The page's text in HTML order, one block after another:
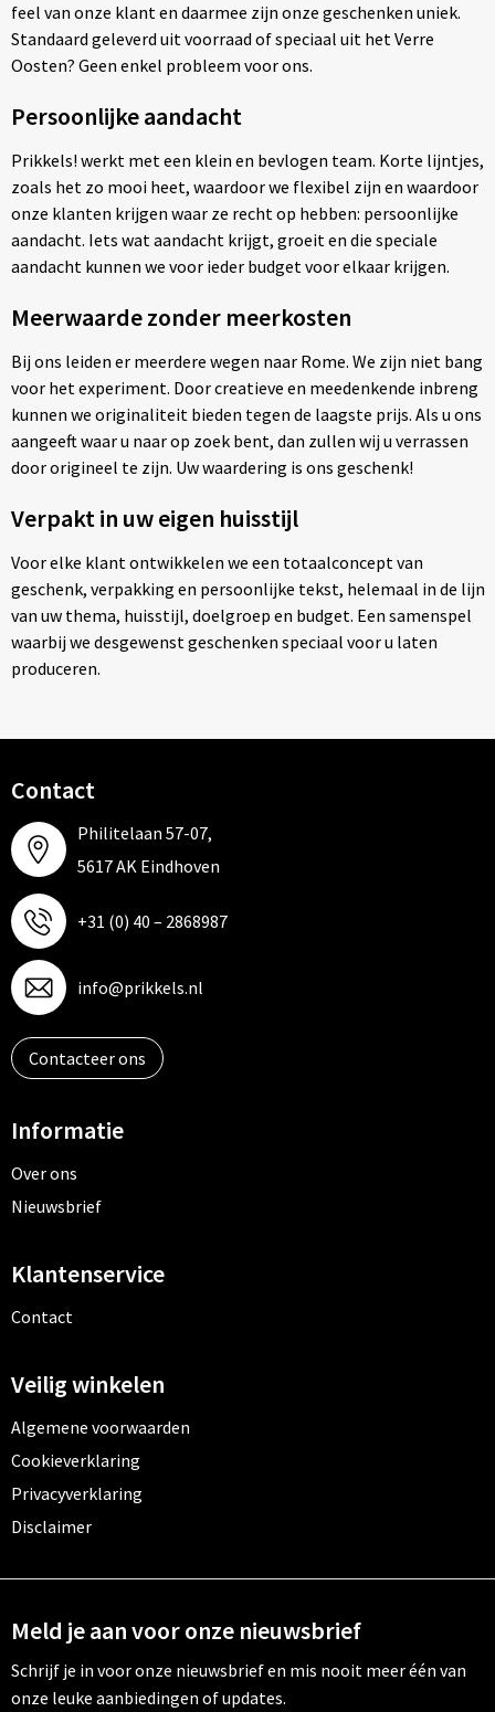
Schrijfwaren
Sinterklaas
Sleutelhangers en Lanyards
Snoepgoed
Spellen voor binnen en buiten
Themapakketten
Veiligheid, Auto en Fiets
Vrije tijd, Drinkflessen, Strand en Outdoor
Wonen en lifestyle
Touchpennen
Balpennen
Regenkleding
Schoenen
Sweaters
T-Shirts
Vesten
Golftassen
Goodiebags
Heuptassen
Jute tassen
Katoenen draagtassen
Koffers en Trolleys
Laptop hoezen en tassen
Lunchtassen
Matrozentassen
Opbergtassen
Opvouwbare tassen
Promotietassen
Reistassen
Reistassensets
Rugzakken
Schoenentassen
Schoudertassen
Tablettassen
Toilettassen
Trolleys
Waterbestendige tassen
feel van onze klant en daarmee zijn onze geschenken uniek.
Standaard geleverd uit voorraad of speciaal uit het Verre
Oosten? Geen enkel probleem voor ons.
Persoonlijke aandacht
Prikkels! werkt met een klein en bevlogen team. Korte lijntjes,
zoals het zo mooi heet, waardoor we flexibel zijn en waardoor
onze klanten krijgen waar ze recht op hebben: persoonlijke
aandacht. Iets wat aandacht krijgt, groeit en die speciale
aandacht kunnen we voor ieder budget voor elkaar krijgen.
Meerwaarde zonder meerkosten
Bij ons leiden er meerdere wegen naar Rome. We zijn niet bang
voor het experiment. Door creatieve en meedenkende inbreng
kunnen we originaliteit bieden tegen de laagste prijs. Als u ons
aangeeft waar u naar op zoek bent, dan zullen wij u verrassen
door origineel te zijn. Uw waardering is ons geschenk!
Verpakt in uw eigen huisstijl
Voor elke klant ontwikkelen we een totaalconcept van
geschenk, verpakking en persoonlijke tekst, helemaal in de lijn
van uw thema, huisstijl, doelgroep en budget. Een samenspel
waarbij we desgewenst geschenken speciaal voor u laten
produceren.
Contact
Philitelaan 57-07,
5617 AK Eindhoven
+31 (0) 40 – 2868987
info@prikkels.nl
Contacteer ons
Informatie
Over ons
Nieuwsbrief
Klantenservice
Contact
Veilig winkelen
Algemene voorwaarden
Cookieverklaring
Privacyverklaring
Disclaimer
Meld je aan voor onze nieuwsbrief
Schrijf je in voor onze nieuwsbrief en mis nooit meer één van
onze leuke aanbiedingen of updates.